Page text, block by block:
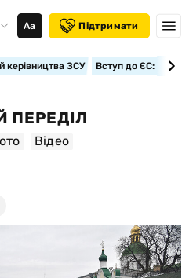
Аа Підтримати
керівництва ЗСУ Вступ до ЄС:
ПЕРЕДІЛ
Відео